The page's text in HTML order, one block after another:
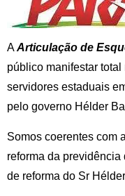
AArticulação de
público manifestar
servidores estaduais
pelo governo Hélder
Somos coerentes com
reforma da
de reforma do Sr